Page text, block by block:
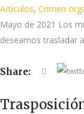
Artículos, Crimen
Mayo de 2021 Los
deseamos trasladar
Share: